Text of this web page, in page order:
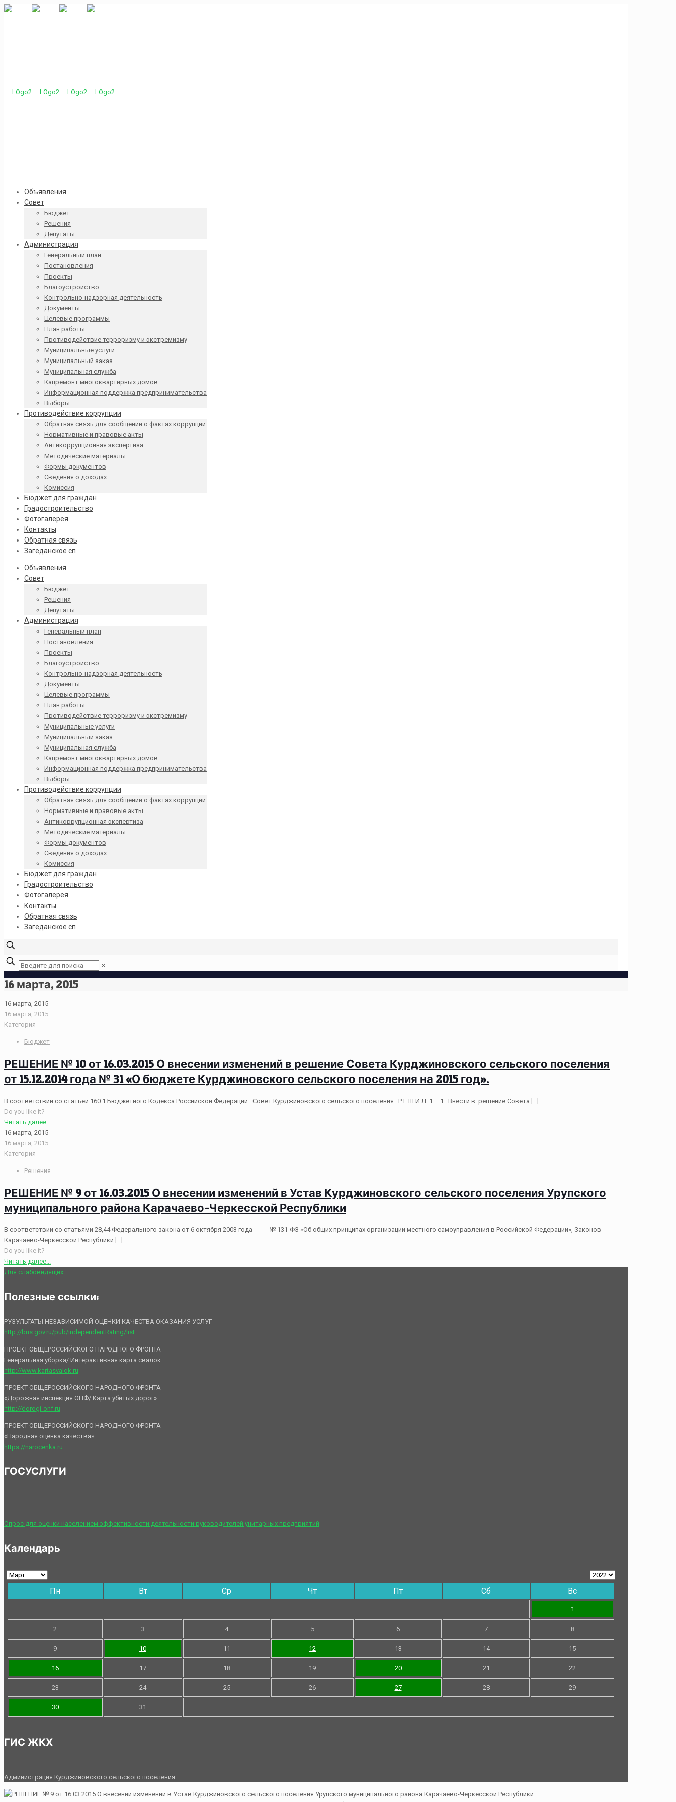
Объявления
Совет
Бюджет
Решения
Депутаты
Администрация
Генеральный план
Постановления
Проекты
Благоустройство
Контрольно-надзорная деятельность
Документы
Целевые программы
План работы
Противодействие терроризму и экстремизму
Муниципальные услуги
Муниципальный заказ
Муниципальная служба
Капремонт многоквартирных домов
Информационная поддержка предпринимательства
Выборы
Противодействие коррупции
Обратная связь для сообщений о фактах коррупции
Нормативные и правовые акты
Антикоррупционная экспертиза
Методические материалы
Формы документов
Сведения о доходах
Комиссия
Бюджет для граждан
Градостроительство
Фотогалерея
Контакты
Обратная связь
Загеданское сп
Объявления
Совет
Бюджет
Решения
Депутаты
Администрация
Генеральный план
Постановления
Проекты
Благоустройство
Контрольно-надзорная деятельность
Документы
Целевые программы
План работы
Противодействие терроризму и экстремизму
Муниципальные услуги
Муниципальный заказ
Муниципальная служба
Капремонт многоквартирных домов
Информационная поддержка предпринимательства
Выборы
Противодействие коррупции
Обратная связь для сообщений о фактах коррупции
Нормативные и правовые акты
Антикоррупционная экспертиза
Методические материалы
Формы документов
Сведения о доходах
Комиссия
Бюджет для граждан
Градостроительство
Фотогалерея
Контакты
Обратная связь
Загеданское сп
✕
16 марта, 2015
16 марта, 2015
16 марта, 2015
Категория
Бюджет
РЕШЕНИЕ № 10 от 16.03.2015 О внесении изменений в решение Совета Курджиновского сельского поселения
от 15.12.2014 года № 31 «О бюджете Курджиновского сельского поселения на 2015 год».
В соответствии со статьей 160.1 Бюджетного Кодекса Российской Федерации Совет Курджиновского сельского поселения Р Е Ш И Л: 1. 1. Внести в решение Совета
Do you like it?
Читать далее...
16 марта, 2015
16 марта, 2015
Категория
Решения
РЕШЕНИЕ № 9 от 16.03.2015 О внесении изменений в Устав Курджиновского сельского поселения Урупского
муниципального района Карачаево-Черкесской Республики
В соответствии со статьями 28,44 Федерального закона от 6 октября 2003 года № 131-ФЗ «Об общих принципах организации местного самоуправления в Российской Федерации», Законов
Карачаево-Черкесской Республики […]
Do you like it?
Читать далее...
Для слабовидящих
Полезные ссылки:
РУЗУЛЬТАТЫ НЕЗАВИСИМОЙ ОЦЕНКИ КАЧЕСТВА ОКАЗАНИЯ УСЛУГ
http://bus.gov.ru/pub/independentRating/list
ПРОЕКТ ОБЩЕРОССИЙСКОГО НАРОДНОГО ФРОНТА
Генеральная уборка/ Интерактивная карта свалок
http://www.kartasvalok.ru
ПРОЕКТ ОБЩЕРОССИЙСКОГО НАРОДНОГО ФРОНТА
«Дорожная инспекция ОНФ/ Карта убитых дорог»
http://dorogi-onf.ru
ПРОЕКТ ОБЩЕРОССИЙСКОГО НАРОДНОГО ФРОНТА
«Народная оценка качества»
https://narocenka.ru
ГОСУСЛУГИ
Опрос для оценки населением эффективности деятельности руководителей унитарных предприятий
Календарь
Пн Вт Ср Чт Пт Сб Вс
1
2 3 4 5 6 7 8
9 10 11 12 13 14 15
16 17 18 19 20 21 22
23 24 25 26 27 28 29
30 31
ГИС ЖКХ
Администрация Курджиновского сельского поселения